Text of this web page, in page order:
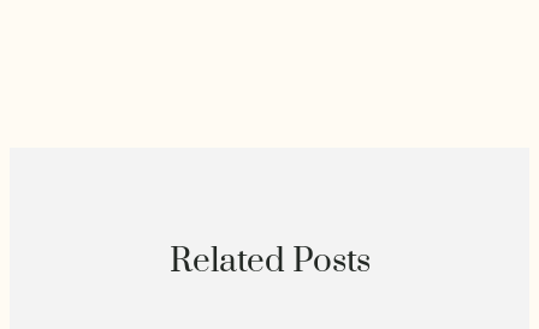
Related Posts